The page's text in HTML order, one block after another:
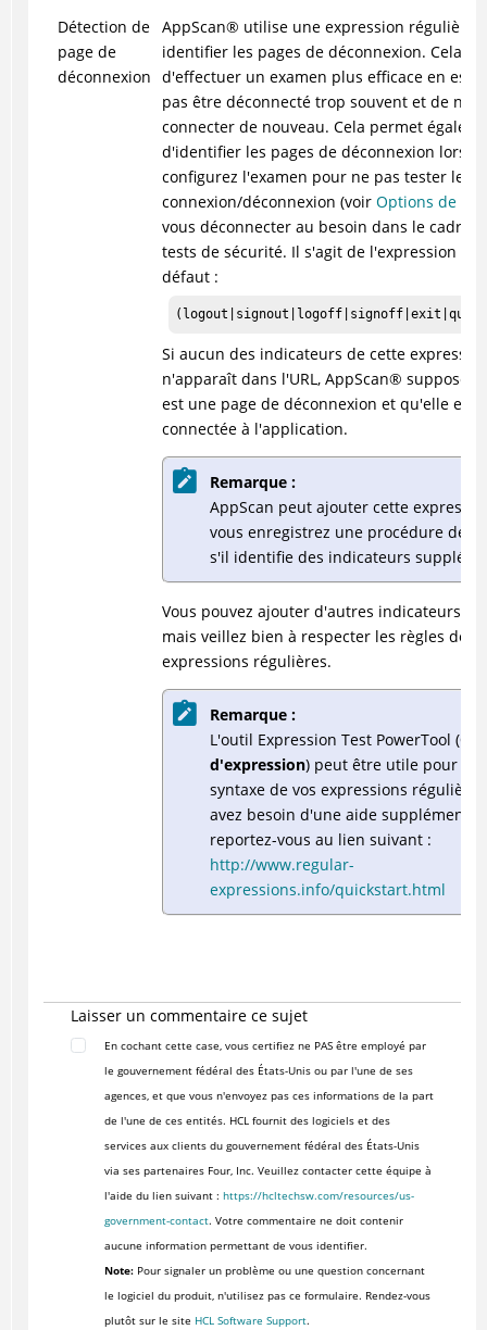
Détection de
page de
déconnexion
AppScan® utilise une expression régulière
identifier les pages de déconnexion. Cela
d'effectuer un examen plus efficace en
pas être déconnecté trop souvent et de ne
connecter de nouveau. Cela permet
d'identifier les pages de déconnexion
configurez l'examen pour ne pas tester les
connexion/déconnexion (voir Options de test
vous déconnecter au besoin dans le cadre
tests de sécurité. Il s'agit de l'expression
défaut :
Si aucun des indicateurs de cette
n'apparaît dans l'URL, AppScan® suppose
est une page de déconnexion et qu'elle est
connectée à l'application.
Remarque :
AppScan peut ajouter cette
vous enregistrez une procédure de
s'il identifie des indicateurs
Vous pouvez ajouter d'autres indicateurs, si
mais veillez bien à respecter les règles de
expressions régulières.
Remarque :
L'outil Expression Test PowerTool (
d'expression) peut être utile pour
syntaxe de vos expressions
avez besoin d'une aide
reportez-vous au lien suivant :
http://www.regular-
expressions.info/quickstart.html
Laisser un commentaire ce sujet
En cochant cette case, vous certifiez ne PAS être employé par
le gouvernement fédéral des États-Unis ou par l'une de ses
agences, et que vous n'envoyez pas ces informations de la part
de l'une de ces entités. HCL fournit des logiciels et des
services aux clients du gouvernement fédéral des États-Unis
via ses partenaires Four, Inc. Veuillez contacter cette équipe à
l'aide du lien suivant : https://hcltechsw.com/resources/us-
government-contact. Votre commentaire ne doit contenir
aucune information permettant de vous identifier.
Note:Pour signaler un problème ou une question concernant
le logiciel du produit, n'utilisez pas ce formulaire. Rendez-vous
plutôt sur le site HCL Software Support.